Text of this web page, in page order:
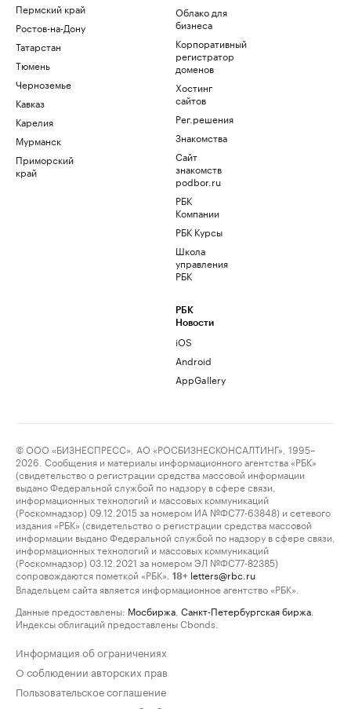
Пермский край
Ростов-на-Дону
Татарстан
Тюмень
Черноземье
Кавказ
Карелия
Мурманск
Приморский
край
Облако для
бизнеса
Корпоративный
регистратор
доменов
Хостинг
сайтов
Рег.решения
Знакомства
Сайт
знакомств
podbor.ru
РБК
Компании
РБК Курсы
Школа
управления
РБК
РБК
Новости
iOS
Android
AppGallery
© ООО «БИЗНЕСПРЕСС», АО «РОСБИЗНЕСКОНСАЛТИНГ», 1995–
2026. Сообщения и материалы информационного агентства «РБК»
(свидетельство о регистрации средства массовой информации
выдано Федеральной службой по надзору в сфере связи,
информационных технологий и массовых коммуникаций
(Роскомнадзор) 09.12.2015 за номером ИА №ФС77-63848) и сетевого
издания «РБК» (свидетельство о регистрации средства массовой
информации выдано Федеральной службой по надзору в сфере связи,
информационных технологий и массовых коммуникаций
(Роскомнадзор) 03.12.2021 за номером ЭЛ №ФС77-82385)
сопровождаются пометкой «РБК».
18+ letters@rbc.ru
Владельцем сайта является информационное агентство «РБК».
Данные предоставлены: Мосбиржа Санкт-Петербургская биржа
Индексы облигаций предоставлены Cbonds.
Информация об ограничениях
О соблюдении авторских прав
Пользовательское соглашение